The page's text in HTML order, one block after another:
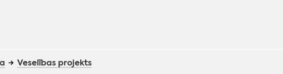
Veselības projekts